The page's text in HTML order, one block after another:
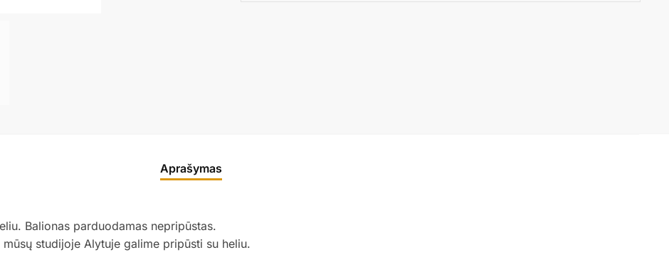
Aprašymas
Balionas parduodamas nepripūstas.
studijoje Alytuje galime pripūsti su heliu.